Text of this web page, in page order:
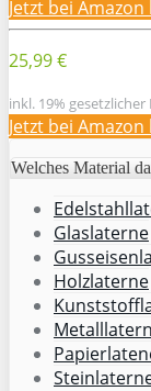
Jetzt bei Amazon
25,99 €
inkl. 19% gesetzlicher
Jetzt bei Amazon
Welches Material
Glaslaterne
Holzlaterne